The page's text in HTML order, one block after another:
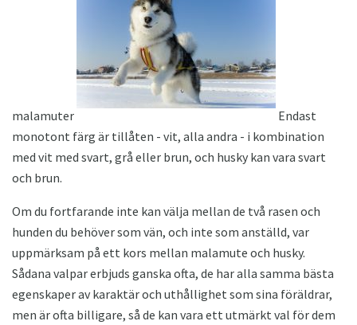
malamuter
Endast
monotont färg är tillåten - vit, alla andra - i kombination
med vit med svart, grå eller brun, och husky kan vara svart
och brun.
Om du fortfarande inte kan välja mellan de två rasen och
hunden du behöver som vän, och inte som anställd, var
uppmärksam på ett kors mellan malamute och husky.
Sådana valpar erbjuds ganska ofta, de har alla samma bästa
egenskaper av karaktär och uthållighet som sina föräldrar,
men är ofta billigare, så de kan vara ett utmärkt val för dem